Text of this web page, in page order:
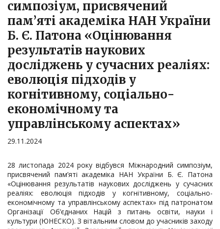
симпозіум, присвячений
пам’яті академіка НАН України
Б. Є. Патона «Оцінювання
результатів наукових
досліджень у сучасних реаліях:
еволюція підходів у
когнітивному, соціально-
економічному та
управлінському аспектах»
29.11.2024
28 листопада 2024 року відбувся Міжнародний симпозіум,
присвячений пам’яті академіка НАН України Б. Є. Патона
«Оцінювання результатів наукових досліджень у сучасних
реаліях: еволюція підходів у когнітивному, соціально-
економічному та управлінському аспектах» під патронатом
Організації Об’єднаних Націй з питань освіти, науки і
культури (ЮНЕСКО). З вітальним словом до учасників заходу